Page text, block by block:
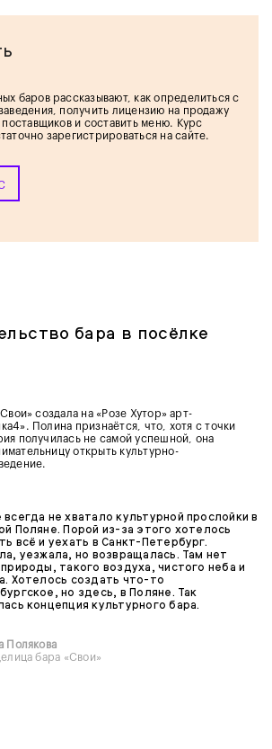
баров рассказывают, как определиться с
получить лицензию на продажу
поставщиков и составить меню. Курс
зарегистрироваться на сайте.
бара в посёлке
создала на «Розе Хутор» арт-
Полина признаётся, что, хотя с точки
получилась не самой успешной, она
открыть культурно-
не хватало культурной прослойки в
Поляне. Порой из-за этого хотелось
всё и уехать в Санкт-Петербург.
уезжала, но возвращалась. Там нет
такого воздуха, чистого неба и
Хотелось создать что-то
но здесь, в Поляне. Так
концепция культурного бара.
Полякова
бара «Свои»